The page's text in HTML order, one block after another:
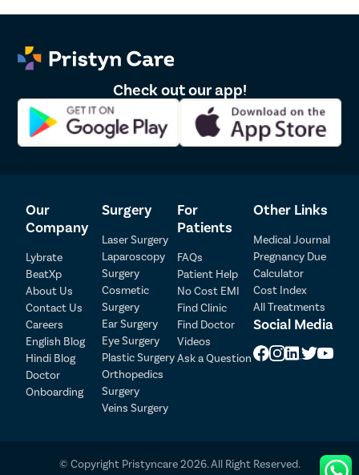
सिस्टिन स्टोन – सिस्टिन्युरिया नावाचा आनुवंशिक विकार असलेल्या
लोकांना किडनी स्टोन होऊ शकतो. सिस्टिन्युरिया ही अशी स्थिती आहे
ज्यामध्ये मूत्रपिंड खूप अमीनो ऍसिड उत्सर्जित करतात.
प्रिस्टिन केअरमध्ये प्रगत किडनी स्टोन
जलद आणि वेदना मुक्त पुनर्प्राप्ती
किडनी स्टोनसाठी पारंपारिक शस्त्रक्रियेच्या तुलनेत अधिक प्रभावी
कमीतकमी ते रक्त कमी होणे आणि पोस्टऑपरेटिव्ह अस्वस्थता
नियमित क्रियाकलापांपासून कमी डाउनटाइम
कोणतेही धोके, गुंतागुंत, पुनरावृत्ती किंवा दुष्परिणाम नाहीत
पुनर्प्राप्तीनंतर कोणतेही शस्त्रक्रिया डाग नाहीत
४८ तासांत काम पुन्हा सुरू करा
किडनी स्टोन उपचारांसाठी अमानोरा पार्क
टाउनमधील सर्वोत्तम यूरोलॉजिस्टची भेट घ्या
प्रिस्टिन केअर येथे किडनी स्टोनच्या शस्त्रक्रियेसाठी सर्वोत्तम
Check out our app!
Our
Company
Lybrate
BeatXp
About Us
Contact Us
Careers
English Blog
Hindi Blog
Doctor
Onboarding
Surgery
Laser Surgery
Laparoscopy
Surgery
Cosmetic
Surgery
Ear Surgery
Eye Surgery
Plastic Surgery
Orthopedics
Surgery
Veins Surgery
For
Patients
FAQs
Patient Help
No Cost EMI
Find Clinic
Find Doctor
Videos
Ask a Question
Other Links
Medical Journal
Pregnancy Due
Calculator
Cost Index
All Treatments
Social Media
© Copyright Pristyncare 2026. All Right Reserved.
Patient Detail
Patient Name
Mobile Number
OTP
Total Payable